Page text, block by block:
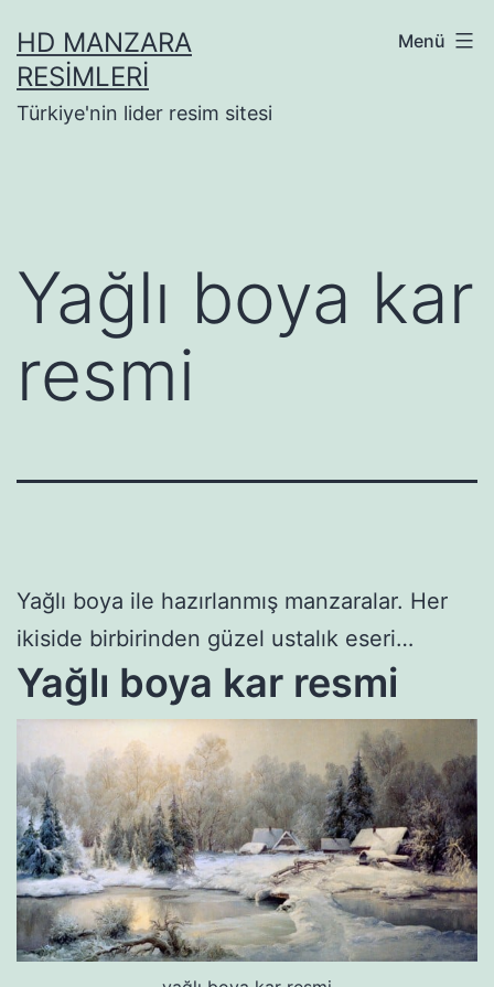
geçHD MANZARA
RESIMLERI
Türkiye'nin lider resim sitesi
Menü
Yağlı boya kar
resmi
Yağlı boya ile hazırlanmış manzaralar. Her
ikiside birbirinden güzel ustalık eseri…
Yağlı boya kar resmi